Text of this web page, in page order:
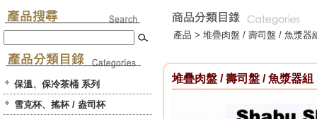
保溫、保冷茶桶 系列
雪克杯、搖杯 / 盎司杯
產品 > 堆疊肉盤 / 壽司盤 / 魚漿器
堆疊肉盤 / 壽司盤 / 魚漿器組